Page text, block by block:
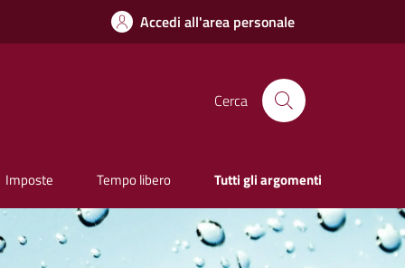
Accedi all'area personale
Cerca
Imposte Tempo libero Tutti gli argomenti